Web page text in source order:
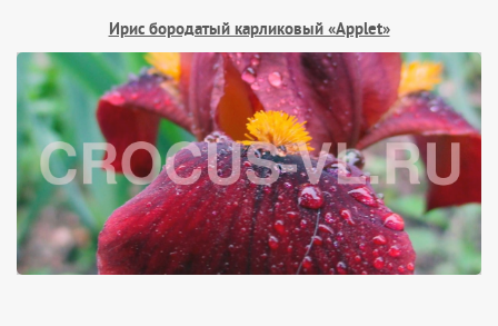
Ирис бородатый карликовый «Applet»